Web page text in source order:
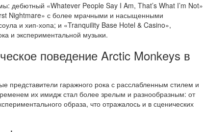
дебютный «Whatever People Say I Am, That’s What I’m Not»
Nightmare» с более мрачными и насыщенными
и хип-хопа; и «Tranquility Base Hotel & Casino»,
и экспериментальной музыки.
поведение Arctic Monkeys в
представители гаражного рока с расслабленным стилем и
их имидж стал более зрелым и разнообразным: от
образа, что отражалось и в сценических